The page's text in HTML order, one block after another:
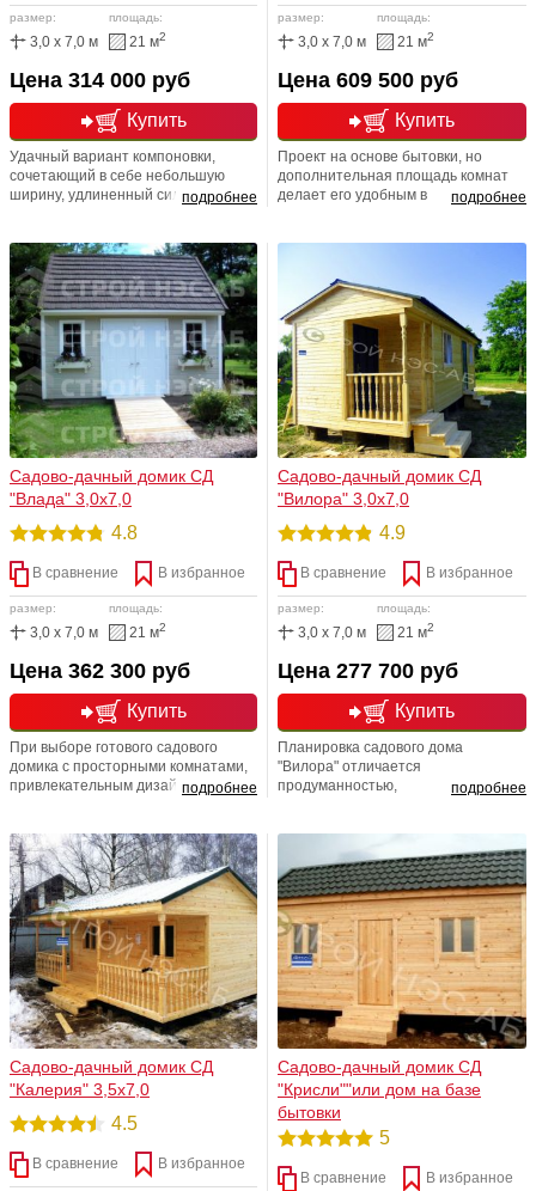
размер:
3,0 x 7,0 м
площадь:
21 м2
Купить
Цена 314 000 руб
подробнее
Удачный вариант компоновки,
сочетающий в себе небольшую
ширину, удлиненный силуэт и
конкретном случае блок-хаусом,
внутри – деревянной вагонкой
хвойных пород, категории В.
Утеплен минеральной ватой
фирмы "Кнауф" по системе Экос.
размер:
3,0 x 7,0 м
площадь:
21 м2
Купить
Цена 609 500 руб
подробнее
Проект на основе бытовки, но
дополнительная площадь комнат
делает его удобным в
Садово-дачный домик СД
"Влада" 3,0х7,0
4.8
В сравнение В избранное
размер:
3,0 x 7,0 м
площадь:
21 м2
Купить
Цена 362 300 руб
подробнее
При выборе готового садового
домика с просторными комнатами,
привлекательным дизайном и
«Влада» с габаритами 3 на 7м.
Жилая комната площадью под 21
кв. м. позволит легко расположить
набор мебели и деталей
интерьера, необходимых для
комфортной жизни
Садово-дачный домик СД
"Вилора" 3,0х7,0
4.9
В сравнение В избранное
размер:
3,0 x 7,0 м
площадь:
21 м2
Купить
Цена 277 700 руб
подробнее
Планировка садового дома
"Вилора" отличается
продуманностью,
садовым строением, готовым
подарить своим хозяевам радость,
комфорт и защиту от непогоды. Все
это обеспечивает долговечность
использования и высокий уровень
потребительских качеств.
Садово-дачный домик СД
"Калерия" 3,5х7,0
4.5
В сравнение В избранное
Садово-дачный домик СД
"Крисли""или дом на базе
бытовки
5
В сравнение В избранное